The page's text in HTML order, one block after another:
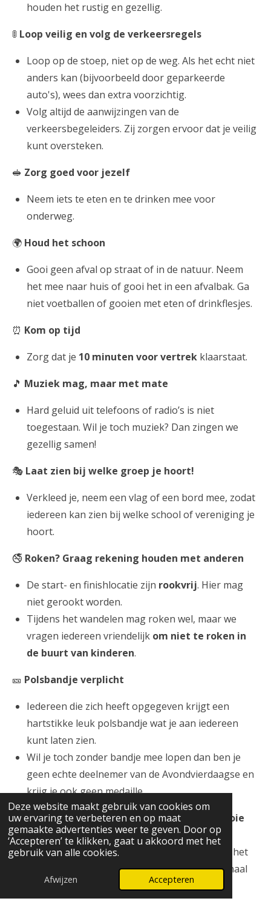
Deze website maakt gebruik van cookies om
uw ervaring te verbeteren en op maat
gemaakte advertenties weer te geven. Door op
‘Accepteren’ te klikken, gaat u akkoord met het
gebruik van alle cookies.
Afwijzen Accepteren
houden het rustig en gezellig.
🚦 Loop veilig en volg de verkeersregels
Loop op de stoep, niet op de weg. Als het echt niet
anders kan (bijvoorbeeld door geparkeerde
auto's), wees dan extra voorzichtig.
Volg altijd de aanwijzingen van de
verkeersbegeleiders. Zij zorgen ervoor dat je veilig
kunt oversteken.
🥪 Zorg goed voor jezelf
Neem iets te eten en te drinken mee voor
onderweg.
🌍 Houd het schoon
Gooi geen afval op straat of in de natuur. Neem
het mee naar huis of gooi het in een afvalbak. Ga
niet voetballen of gooien met eten of drinkflesjes.
⏰ Kom op tijd
Zorg dat je 10 minuten voor vertrek klaarstaat.
🎵 Muziek mag, maar met mate
Hard geluid uit telefoons of radio’s is niet
toegestaan. Wil je toch muziek? Dan zingen we
gezellig samen!
🎭 Laat zien bij welke groep je hoort!
Verkleed je, neem een vlag of een bord mee, zodat
iedereen kan zien bij welke school of vereniging je
hoort.
🚭 Roken? Graag rekening houden met anderen
De start- en finishlocatie zijn rookvrij. Hier mag
niet gerookt worden.
Tijdens het wandelen mag roken wel, maar we
vragen iedereen vriendelijk om niet te roken in
de buurt van kinderen.
🎫 Polsbandje verplicht
Iedereen die zich heeft opgegeven krijgt een
hartstikke leuk polsbandje wat je aan iedereen
kunt laten zien.
Wil je toch zonder bandje mee lopen dan ben je
geen echte deelnemer van de Avondvierdaagse en
krijg je ook geen medaille.
✨Houd je aan deze regels en verdien die mooie
medaille!
Als iedereen zich aan de afspraken houdt, wordt het
een fantastische Avondvierdaagse waar we allemaal
trots op kunnen zijn! 🎖️